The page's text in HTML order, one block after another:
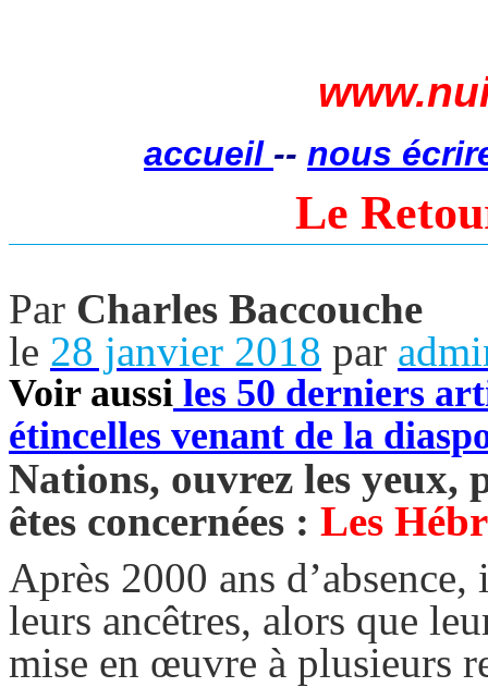
accueil -- nous
Le
Par Charles Baccouche
le 28 janvier 2018 par
Voir aussi les 50 derniers
étincelles venant de la
Nations, ouvrez les yeux,
êtes concernées : Les
Après 2000 ans
leurs ancêtres, alors que
mise en œuvre à plusieurs